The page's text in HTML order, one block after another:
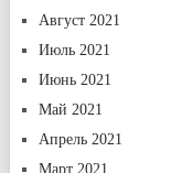
Август 2021
Июль 2021
Июнь 2021
Май 2021
Апрель 2021
Март 2021